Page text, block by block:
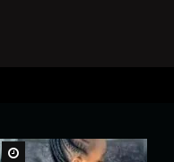
Watch Later